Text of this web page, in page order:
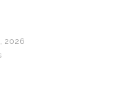
2026